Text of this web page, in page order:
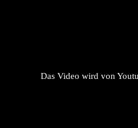
Das Video wird von